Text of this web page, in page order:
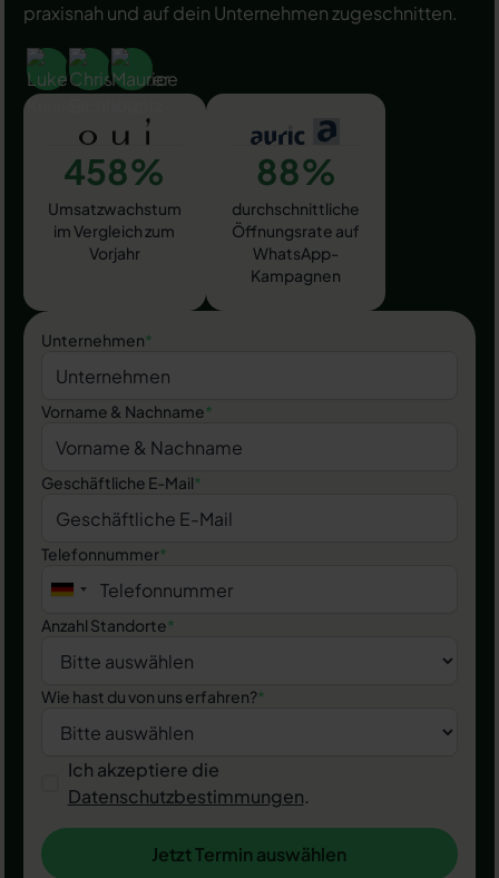
praxisnah und auf dein Unternehmen zugeschnitten.
458%
Umsatzwachstum
im Vergleich zum
Vorjahr
88%
durchschnittliche
Öffnungsrate auf
WhatsApp-
Kampagnen
Unternehmen*
Vorname & Nachname*
Geschäftliche E-Mail*
Telefonnummer*
Anzahl Standorte*
Wie hast du von uns erfahren?*
Ich akzeptiere die
Datenschutzbestimmungen.
Jetzt Termin auswählen
Jetzt Termin auswählen